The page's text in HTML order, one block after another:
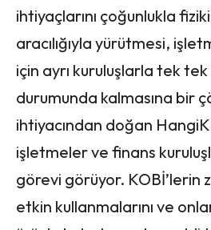
ihtiyaçlarını çoğunlukla
aracılığıyla yürütmesi,
için ayrı kuruluşlarla tek
durumunda kalmasına bir
ihtiyacından doğan
işletmeler ve finans
görevi görüyor. KOBİ’lerin
etkin kullanmalarını ve